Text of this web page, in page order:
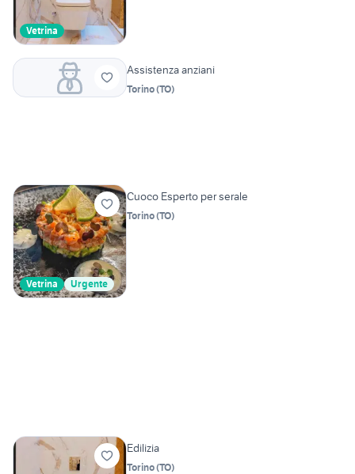
Vetrina
Assistenza anziani
Torino(TO)
Vetrina Urgente
Cuoco Esperto per serale
Torino(TO)
Edilizia
Torino(TO)